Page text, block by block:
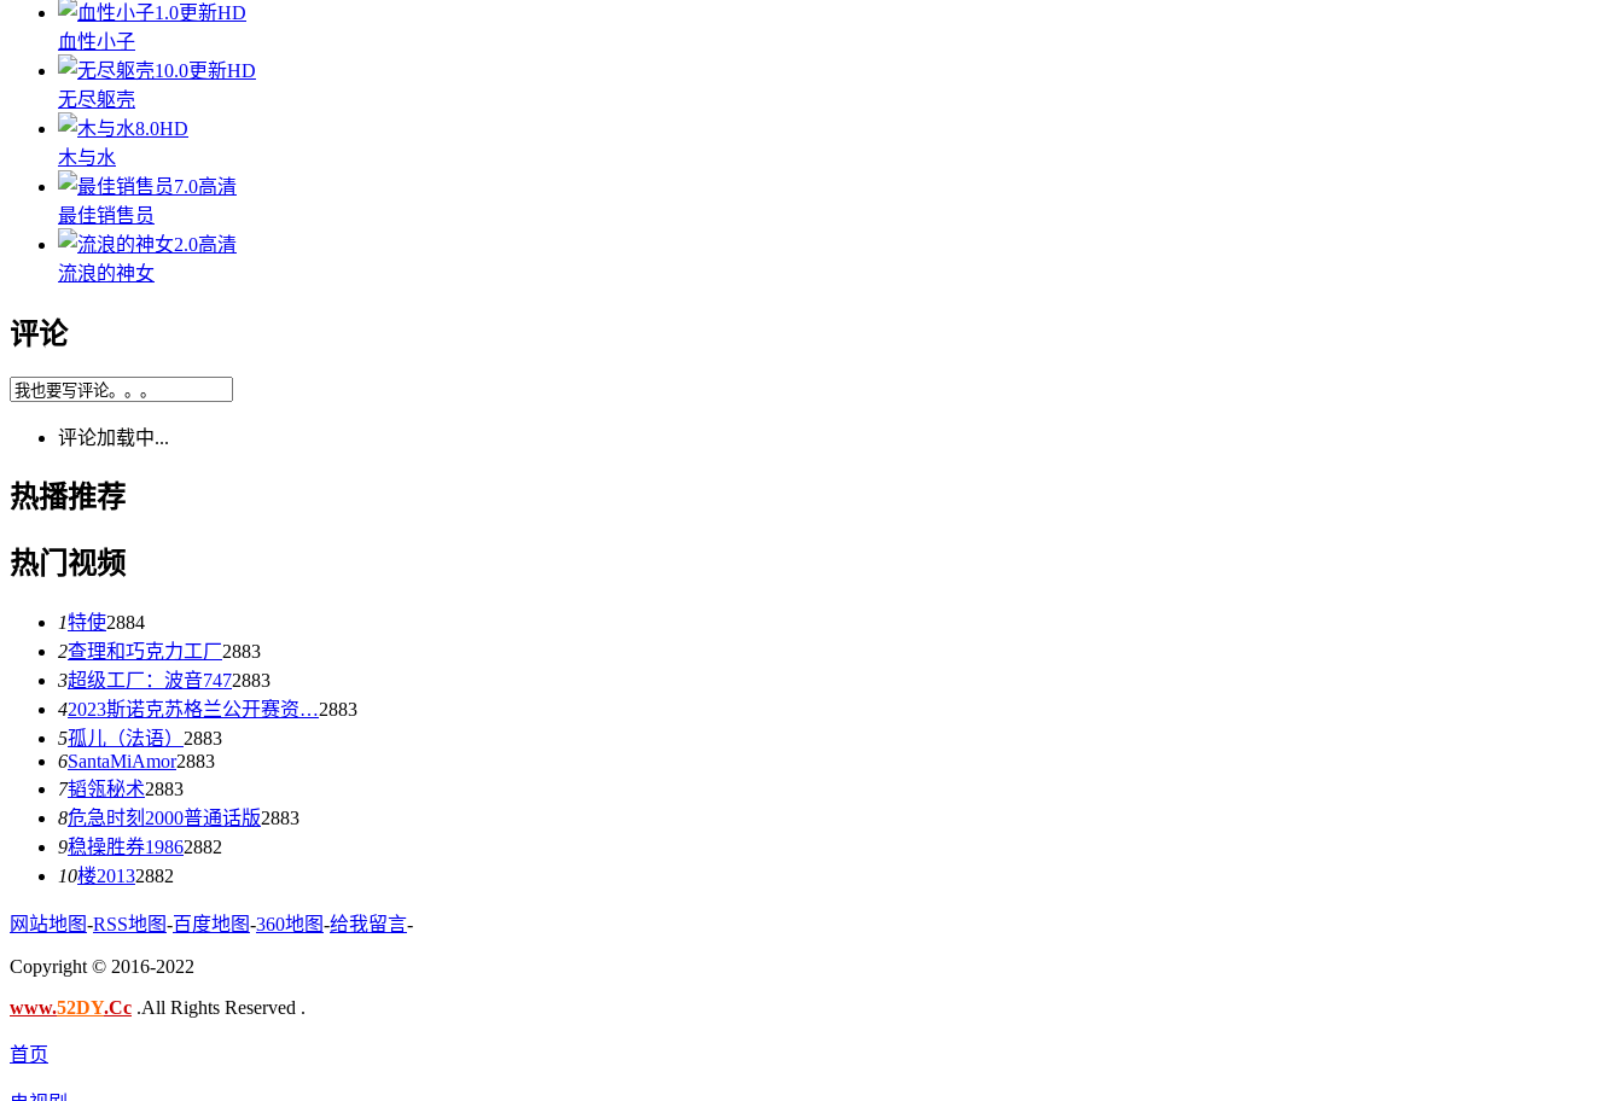
1.0更新HD
血性小子
10.0更新HD
无尽躯壳
8.0HD
木与水
7.0高清
最佳销售员
2.0高清
流浪的神女
评论
评论加载中...
热播推荐
热门视频
1特使2884
2查理和巧克力工厂2883
3超级工厂：波音7472883
42023斯诺克苏格兰公开赛资…2883
5孤儿（法语） 2883
6SantaMiAmor2883
7韬瓴秘术2883
8危急时刻2000普通话版2883
9稳操胜券19862882
10楼20132882
网站地图-RSS地图-百度地图-360地图-给我留言-
Copyright © 2016-2022
www.52DY.Cc .All Rights Reserved .
首页